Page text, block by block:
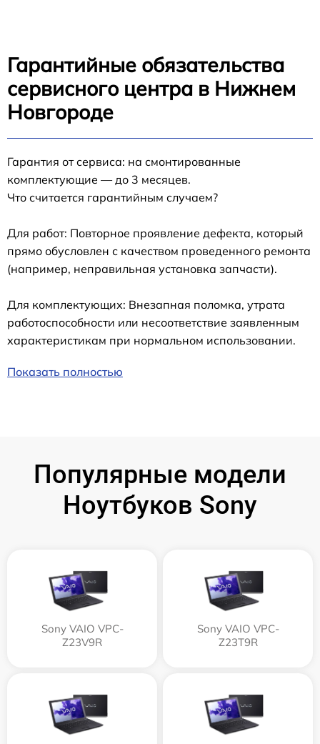
Гарантийные обязательства
сервисного центра в Нижнем
Новгороде
Гарантия от сервиса: на смонтированные
комплектующие — до 3 месяцев.
Что считается гарантийным случаем?
Для работ: Повторное проявление дефекта, который
прямо обусловлен с качеством проведенного ремонта
(например, неправильная установка запчасти).
Для комплектующих: Внезапная поломка, утрата
работоспособности или несоответствие заявленным
характеристикам при нормальном использовании.
Показать полностью
Популярные модели
Ноутбуков Sony
Sony VAIO VPC-
Z23V9R
Sony VAIO VPC-
Z23T9R